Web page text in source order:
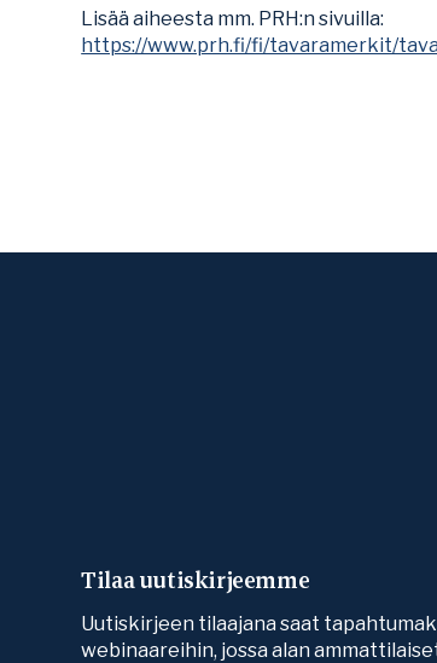
Lisää aiheesta mm. PRH:n sivuilla:
https://www.prh.fi/fi/tavaramerkit/
Tilaa uutiskirjeemme
Uutiskirjeen tilaajana saat
webinaareihin, jossa alan